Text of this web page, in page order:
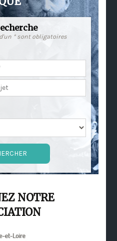
* sont obligatoires
NOTRE